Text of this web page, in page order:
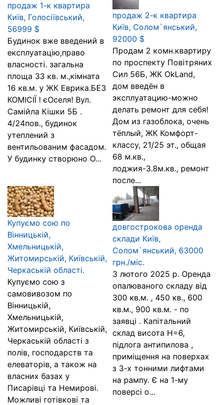
продаж 1-к квартира
Київ, Голосіївський,
56999 $
Будинок вже введений в
експлуатацію,право
власності. загальна
площа 33 кв. м.,кімната
16 кв.м. у ЖК Еврика.БЕЗ
КОМІСІЇ ! єОселя! Вул.
Самійла Кішки 5Б .
4/24пов., будинок
утеплений з
вентильованим фасадом.
У будинку створюно О...
продаж 2-к квартира
Київ, Солом`янський,
92000 $
Продам 2 комн.квартиру
по проспекту Повітряних
Сил 56Б, ЖК OkLand,
дом введён в
эксплуатацию-можно
делать ремонт для себя!
Дом из газоблока, очень
тёплый, ЖК Комфорт-
классу, 21/25 эт., общая
68 м.кв.,
лоджия-3.8м.кв., ремонт
после...
Купуємо сою по
Вінницькій,
Хмельницькій,
Житомирській, Київській,
Черкаській області.
Купуємо сою з
самовивозом по
Вінницькій,
Хмельницькій,
Житомирській, Київській,
Черкаській області з
полів, господарств та
елеваторів, а також на
власних базах у
Писарівці та Немирові.
Можливі готівкові та
довгострокова оренда
склади Київ,
Солом`янський, 63000
грн./міс.
З лютого 2025 р. Оренда
опалюваного складу від
300 кв.м. , 450 кв., 600
кв.м., 900 кв.м. - по
заявці . Капітальний
склад висота Н=6,
підлога антипилова ,
приміщення на поверхах
з 3-х тонними лифтами
на рампу. Є на 1-му
поверсі о...